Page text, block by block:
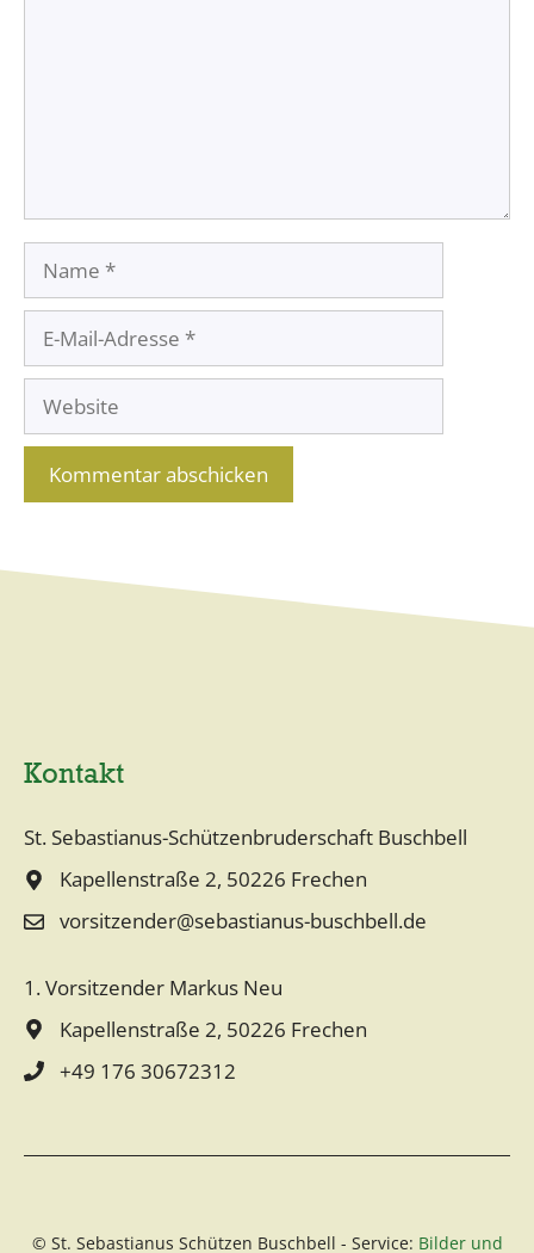
Name
Mail-
Adresse
Website
l
t
v
e
:
Kontakt
St. Sebastianus-Schützenbruderschaft Buschbell
Kapellenstraße 2, 50226 Frechen
vorsitzender@sebastianus-buschbell.de
1. Vorsitzender Markus Neu
Kapellenstraße 2, 50226 Frechen
+49 176 30672312
© St. Sebastianus Schützen Buschbell - Service: Bilder und